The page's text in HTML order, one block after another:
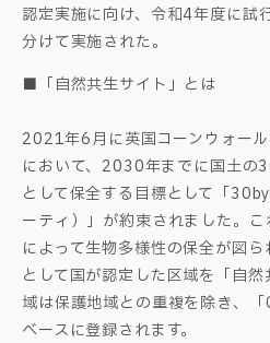
認定実施に向け、令和4年度に試
分けて実施された。
■「自然共生サイト」とは
2021年6月に英国コーンウォー
において、2030年までに国土の
として保全する目標として「
ーティ）」が約束されました。
によって生物多様性の保全が図ら
として国が認定した区域を「自
域は保護地域との重複を除き、
ベースに登録されます。